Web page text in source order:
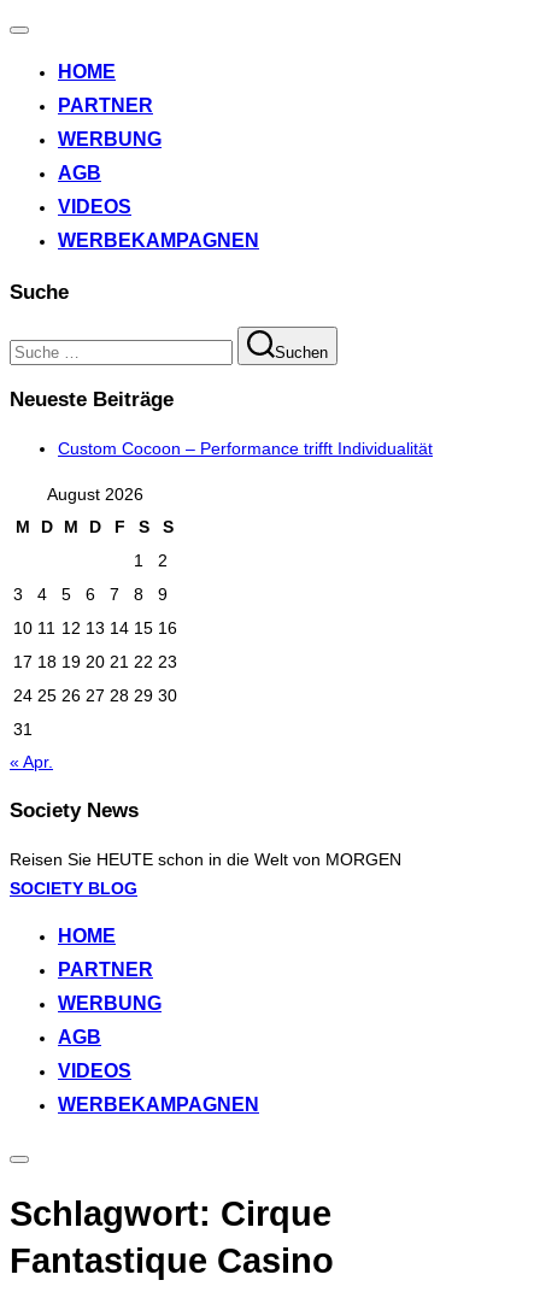
Navigation
HOME
PARTNER
WERBUNG
AGB
VIDEOS
WERBEKAMPAGNEN
Suche
Suchen
nach:
Suchen
Neueste Beiträge
Custom Cocoon – Performance trifft Individualität
August 2026
M
D M D F S
S
1
2
3
4 5 6 7 8
9
10 11 12 13 14 15 16
17 18 19 20 21 22 23
24 25 26 27 28 29 30
31
« Apr.
Society News
Reisen Sie HEUTE schon in die Welt von MORGEN
Zum
springen
SOCIETY BLOG
HOME
PARTNER
WERBUNG
AGB
VIDEOS
WERBEKAMPAGNEN
Seitenleiste
Navigation
umschalten
Schlagwort: Cirque
Fantastique Casino